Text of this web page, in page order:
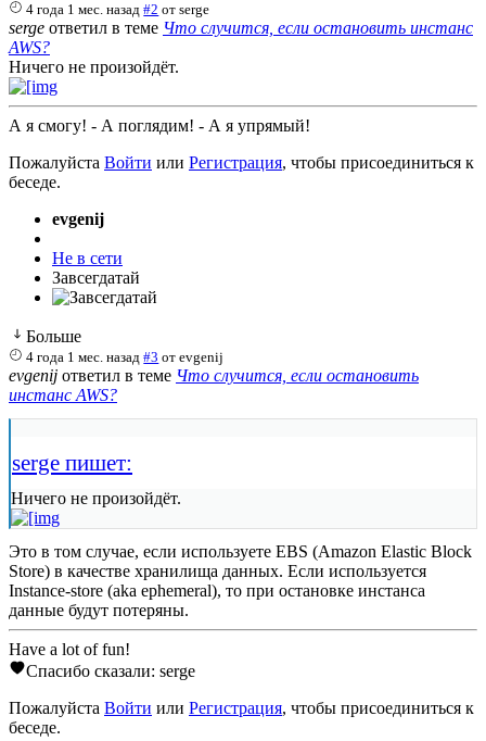
4 года 1 мес. назад #2 отserge
serge ответил в теме Что случится, если остановить инстанс
AWS?
Ничего не произойдёт.
А я смогу! - А поглядим! - А я упрямый!
Пожалуйста Войти или Регистрация, чтобы присоединиться к
беседе.
evgenij
Не в сети
Завсегдатай
Больше
4 года 1 мес. назад #3 отevgenij
evgenij ответил в теме Что случится, если остановить
инстанс AWS?
serge пишет:
Ничего не произойдёт.
Это в том случае, если используете EBS (Amazon Elastic Block
Store) в качестве хранилища данных. Если используется
Instance-store (aka ephemeral), то при остановке инстанса
данные будут потеряны.
Have a lot of fun!
Спасибо сказали: serge
Пожалуйста Войти или Регистрация, чтобы присоединиться к
беседе.